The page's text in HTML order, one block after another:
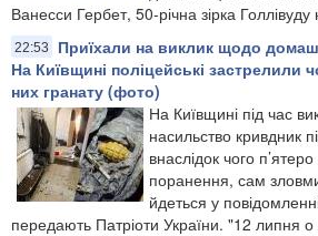
Ванесси Гербет, 50-річна зірка
22:53
Приїхали на виклик щодо
На Київщині поліцейські застрелили
них гранату (фото)
На Київщині під час
насильство кривдник
внаслідок чого
поранення, сам
йдеться у
передають Патріоти України. "12 липня